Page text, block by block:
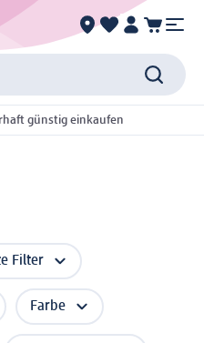
günstig einkaufen
Filter
Farbe